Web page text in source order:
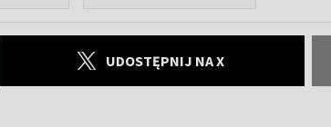
UDOSTĘPNIJ NA X